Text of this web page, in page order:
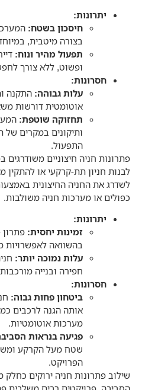
יתרונות:
חיסכון בשטח:
בצורה מיטבית,
תפעול מהיר ונוח:
ופשוט, ללא צורך
חסרונות:
עלות גבוהה: התקנה
אוטומטית דורשות
תחזוקה שוטפת:
ותיקונים במקרים של
התפעול.
פתרונות חניה חיצוניים
לבנות חניון תת-קרקעי או להתקין
לשדרג את החניה החיצונית
כפולים או מערכות חניה משולבות.
יתרונות:
זמינות יחסית: פתרון
בהשוואה
עלות נמוכה יותר:
חפירה ובנייה
חסרונות:
ביטחון פחות גבוה:
אותה הגנה לרכבים
מערכות אוטומטיות.
פגיעה בנראות
שטח מעל הקרקע
הפרויקט.
שילוב פתרונות חניה ירוקים